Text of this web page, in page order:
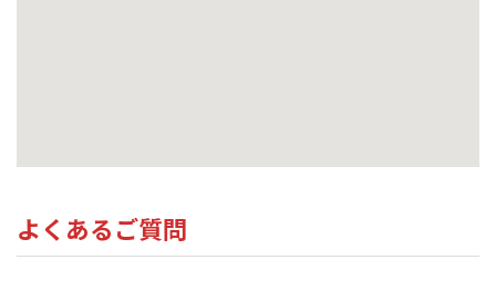
よくあるご質問